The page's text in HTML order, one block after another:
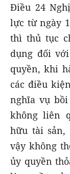
Điều 24
lực từ ngày
thì thủ tục
dụng đối
quyền, khi
các điều
nghĩa vụ
không liên
hữu tài sản,
vậy không
ủy quyền